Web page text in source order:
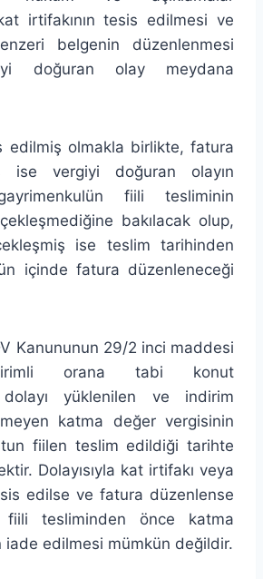
irtifakının tesis edilmesi ve
belgenin düzenlenmesi
doğuran olay meydana
edilmiş olmakla birlikte, fatura
ise vergiyi doğuran olayın
fiili tesliminin
bakılacak olup,
ise teslim tarihinden
içinde fatura düzenleneceği
Kanununun 29/2 inci maddesi
orana tabi konut
yüklenilen ve indirim
katma değer vergisinin
fiilen teslim edildiği tarihte
Dolayısıyla kat irtifakı veya
edilse ve fatura düzenlense
fiili tesliminden önce katma
iade edilmesi mümkün değildir.